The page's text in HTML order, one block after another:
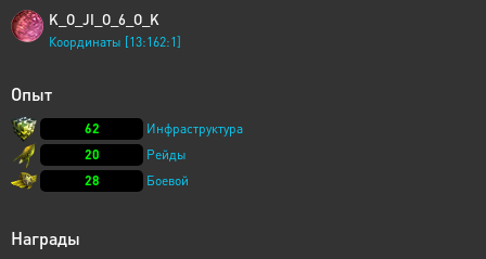
K_O_JI_O_6_O_K
Координаты [13:162:1]
Опыт
62
Инфраструктура
20
Рейды
28
Боевой
Награды